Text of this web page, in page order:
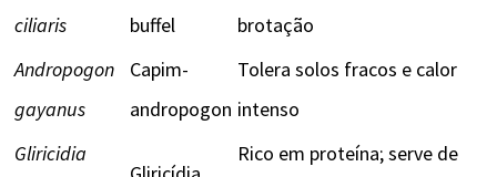
ciliaris
buffel
brotação
Andropogon
gayanus
Capim-
andropogon
Tolera solos fracos e calor
intenso
Gliricidia
Rico em proteína; serve de